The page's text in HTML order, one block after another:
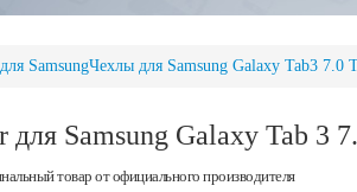
SamsungЧехлы для Samsung Galaxy Tab3 7.0
для Samsung Galaxy Tab 3
товар от официального производителя